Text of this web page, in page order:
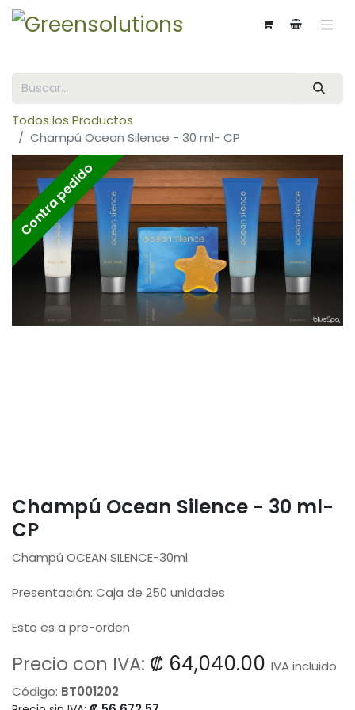
Todos los Productos
Champú Ocean Silence - 30 ml- CP
Contra pedido
Champú Ocean Silence - 30 ml-
CP
Champú OCEAN SILENCE-30ml
Presentación: Caja de 250 unidades
Esto es a pre-orden
Precio con IVA: ₡ 64,040.00 IVA incluido
Código: BT001202